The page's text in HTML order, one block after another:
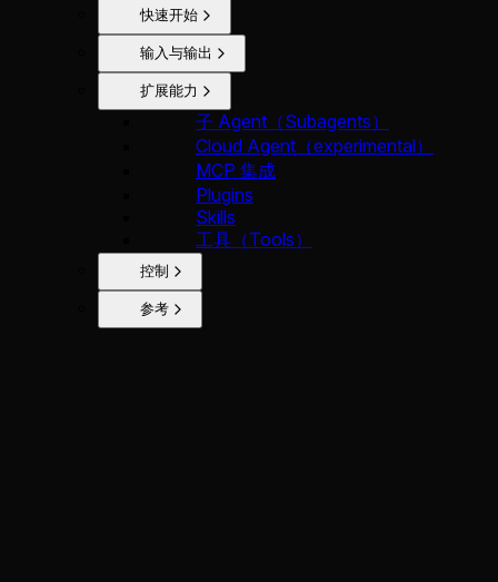
快速开始
输入与输出
扩展能力
子 Agent（Subagents）
Cloud Agent（experimental）
MCP 集成
Plugins
Skills
工具（Tools）
控制
参考